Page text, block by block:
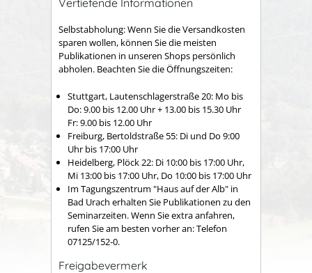
Selbstabholung: Wenn Sie die Versandkosten
sparen wollen, können Sie die meisten
Publikationen in unseren Shops persönlich
abholen. Beachten Sie die Öffnungszeiten:
Stuttgart, Lautenschlagerstraße 20: Mo bis
Do: 9.00 bis 12.00 Uhr + 13.00 bis 15.30 Uhr
Fr: 9.00 bis 12.00 Uhr
Freiburg, Bertoldstraße 55: Di und Do 9:00
Uhr bis 17:00 Uhr
Heidelberg, Plöck 22: Di 10:00 bis 17:00 Uhr,
Mi 13:00 bis 17:00 Uhr, Do 10:00 bis 17:00 Uhr
Im Tagungszentrum "Haus auf der Alb" in
Bad Urach erhalten Sie Publikationen zu den
Seminarzeiten. Wenn Sie extra anfahren,
rufen Sie am besten vorher an: Telefon
07125/152-0.
Freigabevermerk